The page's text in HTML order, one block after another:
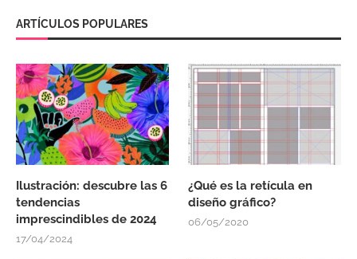
ARTÍCULOS POPULARES
Ilustración: descubre las 6
tendencias
imprescindibles de 2024
17/04/2024
¿Qué es la retícula en
diseño gráfico?
06/05/2020